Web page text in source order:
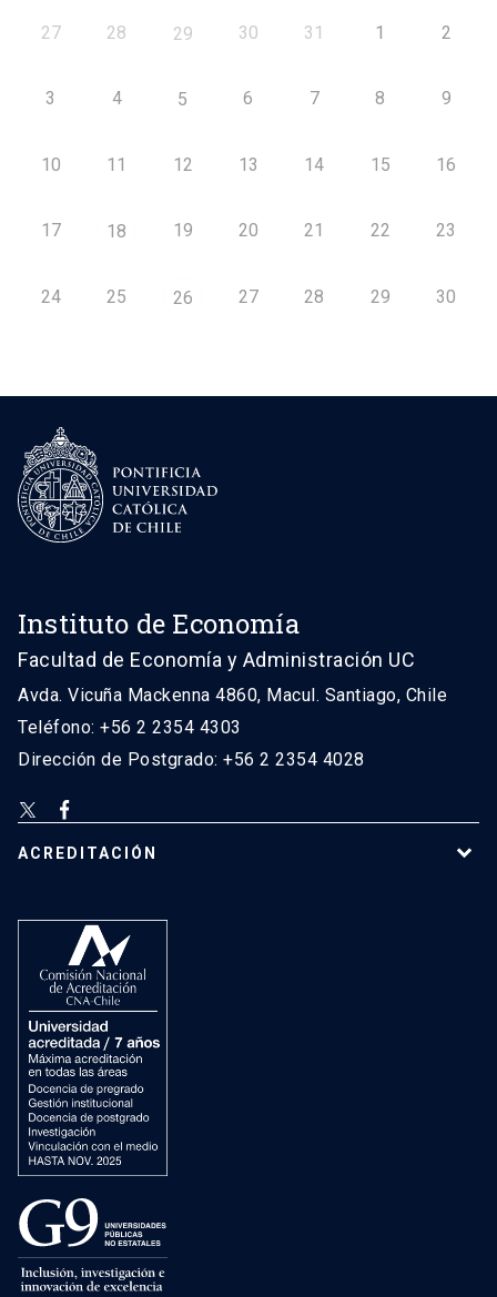
27 28 29 30 31 1 2
3 4 5 6 7 8 9
10 11 12 13 14 15 16
17 18 19 20 21 22 23
24 25 26 27 28 29 30
Instituto de Economía
Facultad de Economía y Administración UC
Avda. Vicuña Mackenna 4860, Macul. Santiago, Chile
Teléfono: +56 2 2354 4303
Dirección de Postgrado: +56 2 2354 4028
ACREDITACIÓN